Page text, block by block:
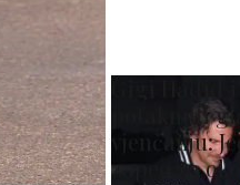
Gigi Hadid
potaknuli
vjenčanju:
zapeo za oko